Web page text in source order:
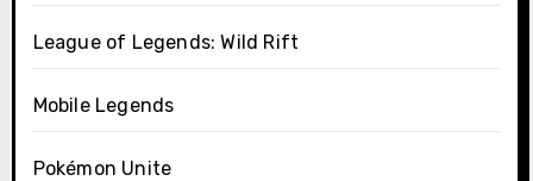
League of Legends: Wild Rift
Mobile Legends
Pokémon Unite